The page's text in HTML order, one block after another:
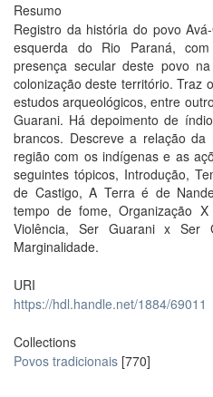
Resumo
Registro da história do povo
esquerda do Rio Paraná,
presença secular deste povo
colonização deste território. Traz
estudos arqueológicos, entre
Guarani. Há depoimento de
brancos. Descreve a relação
região com os indígenas e as
seguintes tópicos, Introdução,
de Castigo, A Terra é de
tempo de fome, Organização X
Violência, Ser Guarani x Ser
Marginalidade.
URI
https://hdl.handle.net/1884/69011
Collections
Povos tradicionais [770]